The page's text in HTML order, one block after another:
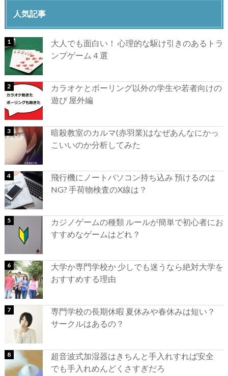
人気記事
大人でも面白い！ 心理的な駆け引きのあるトラ
ンプゲーム４選
カラオケとボーリング以外の学生や若者向けの
遊び 屋外編
暗殺教室のカルマ(赤羽業)はなぜあんなにかっ
こいいのか分析してみた
飛行機にノートパソコン持ち込み 預けるのは
NG? 手荷物検査のX線は？
カジノゲームの種類 ルールが簡単で初心者にお
すすめなゲームはどれ？
大学か専門学校か 少しでも迷うなら絶対大学を
おすすめする理由
専門学校の長期休暇 夏休みや春休みは短い？
サークルはあるの？
超音波式加湿器はきちんと手入れすれば安全
でも手入れめんどくさすぎだろ